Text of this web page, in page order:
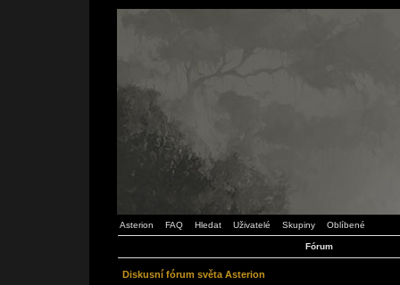
Asterion FAQ Hledat Uživatelé Skupiny Oblíbené
Fórum
Diskusní fórum světa Asterion